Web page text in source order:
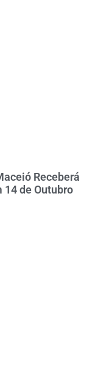
Receberá
14 de Outubro